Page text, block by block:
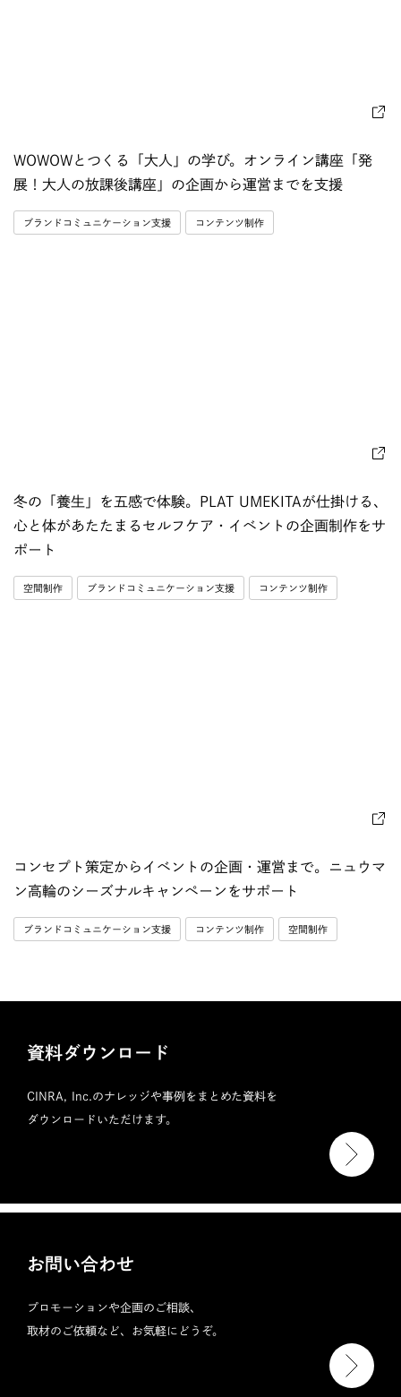
WOWOWとつくる「大人」の学び。オンライン講座「発
展！大人の放課後講座」の企画から運営までを支援
ブランドコミュニケーション支援 コンテンツ制作
冬の「養生」を五感で体験。PLAT UMEKITAが仕掛ける、
心と体があたたまるセルフケア・イベントの企画制作をサ
ポート
空間制作 ブランドコミュニケーション支援 コンテンツ制作
コンセプト策定からイベントの企画・運営まで。ニュウマ
ン高輪のシーズナルキャンペーンをサポート
ブランドコミュニケーション支援 コンテンツ制作 空間制作
資料ダウンロード
CINRA, Inc.のナレッジや事例をまとめた資料を
ダウンロードいただけます。
お問い合わせ
プロモーションや企画のご相談、
取材のご依頼など、お気軽にどうぞ。